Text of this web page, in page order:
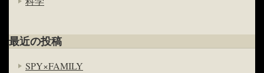
最近の投稿
SPY×FAMILY